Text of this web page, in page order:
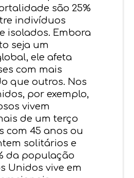
são 25%
indivíduos
isolados. Embora
seja um
ele afeta
com mais
que outros. Nos
por exemplo,
vivem
de um terço
com 45 anos ou
solitários e
da população
Unidos vive em